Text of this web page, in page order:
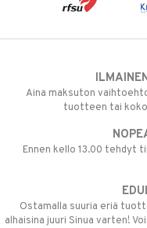
Aina maksuton
tuotteen tai
Ennen kello 13.00 tehdyt
Ostamalla suuria eriä
alhaisina juuri Sinua varten!